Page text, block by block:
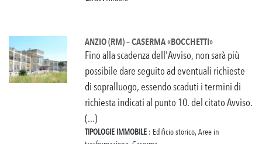
ANZIO (RM) – CASERMA «BOCCHETTI»
Fino alla scadenza dell'Avviso, non sarà più
possibile dare seguito ad eventuali richieste
di sopralluogo, essendo scaduti i termini di
richiesta indicati al punto 10. del citato Avviso.
(...)
TIPOLOGIE IMMOBILE : Edificio storico, Aree in